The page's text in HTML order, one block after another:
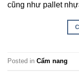
cũng như pallet
Posted in Cẩm nang